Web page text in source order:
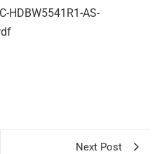
HDBW5541R1-AS-
Next Post